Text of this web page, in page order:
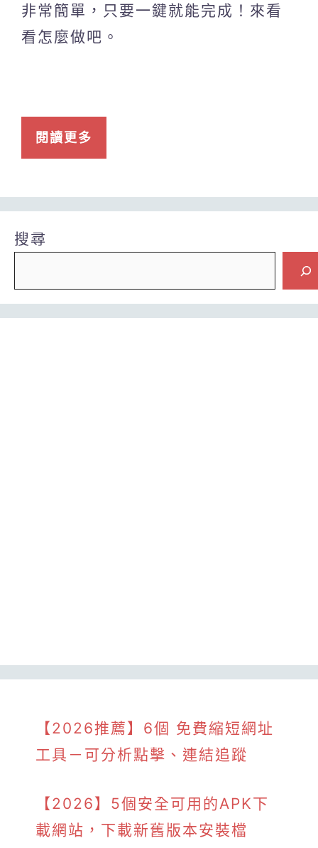
非常簡單，只要一鍵就能完成！來看
看怎麼做吧。
閱讀更多
搜尋
【2026推薦】6個 免費縮短網址
工具－可分析點擊、連結追蹤
【2026】5個安全可用的APK下
載網站，下載新舊版本安裝檔